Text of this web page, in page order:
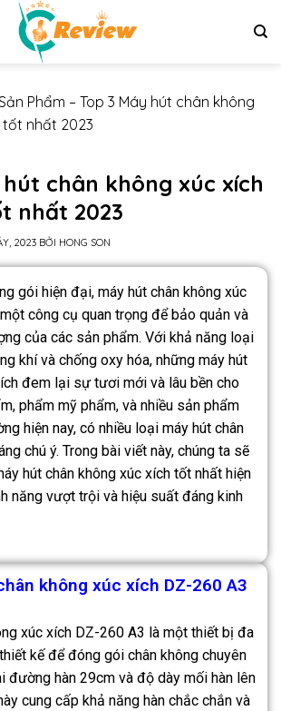
Phẩm – Top 3 Máy hút chân không
nhất 2023
hút chân không xúc xích
nhất 2023
2023 BỞI HONG SON
gói hiện đại, máy hút chân không xúc
công cụ quan trọng để bảo quản và
của các sản phẩm. Với khả năng loại
khí và chống oxy hóa, những máy hút
đem lại sự tươi mới và lâu bền cho
phẩm mỹ phẩm, và nhiều sản phẩm
hiện nay, có nhiều loại máy hút chân
chú ý. Trong bài viết này, chúng ta sẽ
hút chân không xúc xích tốt nhất hiện
năng vượt trội và hiệu suất đáng kinh
không xúc xích DZ-260 A3
xúc xích DZ-260 A3 là một thiết bị đa
kế để đóng gói chân không chuyên
đường hàn 29cm và độ dày mối hàn lên
cung cấp khả năng hàn chắc chắn và